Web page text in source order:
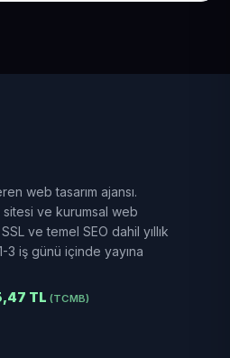
web tasarım ajansı.
ve kurumsal web
ve temel SEO dahil yıllık
3 iş günü içinde yayına
TL (TCMB)